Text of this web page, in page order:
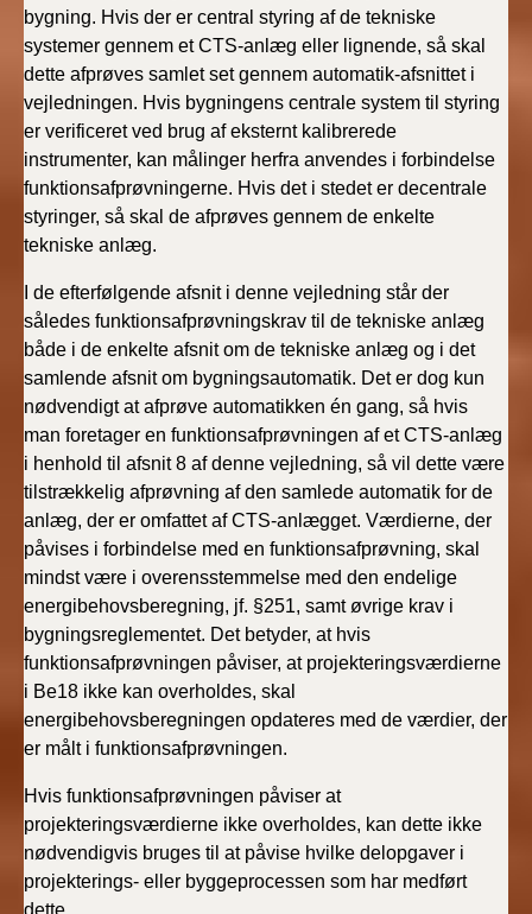
bygning. Hvis der er central styring af de tekniske
systemer gennem et CTS-anlæg eller lignende, så skal
dette afprøves samlet set gennem automatik-afsnittet i
vejledningen. Hvis bygningens centrale system til styring
er verificeret ved brug af eksternt kalibrerede
instrumenter, kan målinger herfra anvendes i forbindelse
funktionsafprøvningerne. Hvis det i stedet er decentrale
styringer, så skal de afprøves gennem de enkelte
tekniske anlæg.
I de efterfølgende afsnit i denne vejledning står der
således funktionsafprøvningskrav til de tekniske anlæg
både i de enkelte afsnit om de tekniske anlæg og i det
samlende afsnit om bygningsautomatik. Det er dog kun
nødvendigt at afprøve automatikken én gang, så hvis
man foretager en funktionsafprøvningen af et CTS-anlæg
i henhold til afsnit 8 af denne vejledning, så vil dette være
tilstrækkelig afprøvning af den samlede automatik for de
anlæg, der er omfattet af CTS-anlægget. Værdierne, der
påvises i forbindelse med en funktionsafprøvning, skal
mindst være i overensstemmelse med den endelige
energibehovsberegning, jf. §251, samt øvrige krav i
bygningsreglementet. Det betyder, at hvis
funktionsafprøvningen påviser, at projekteringsværdierne
i Be18 ikke kan overholdes, skal
energibehovsberegningen opdateres med de værdier, der
er målt i funktionsafprøvningen.
Hvis funktionsafprøvningen påviser at
projekteringsværdierne ikke overholdes, kan dette ikke
nødvendigvis bruges til at påvise hvilke delopgaver i
projekterings- eller byggeprocessen som har medført
dette.